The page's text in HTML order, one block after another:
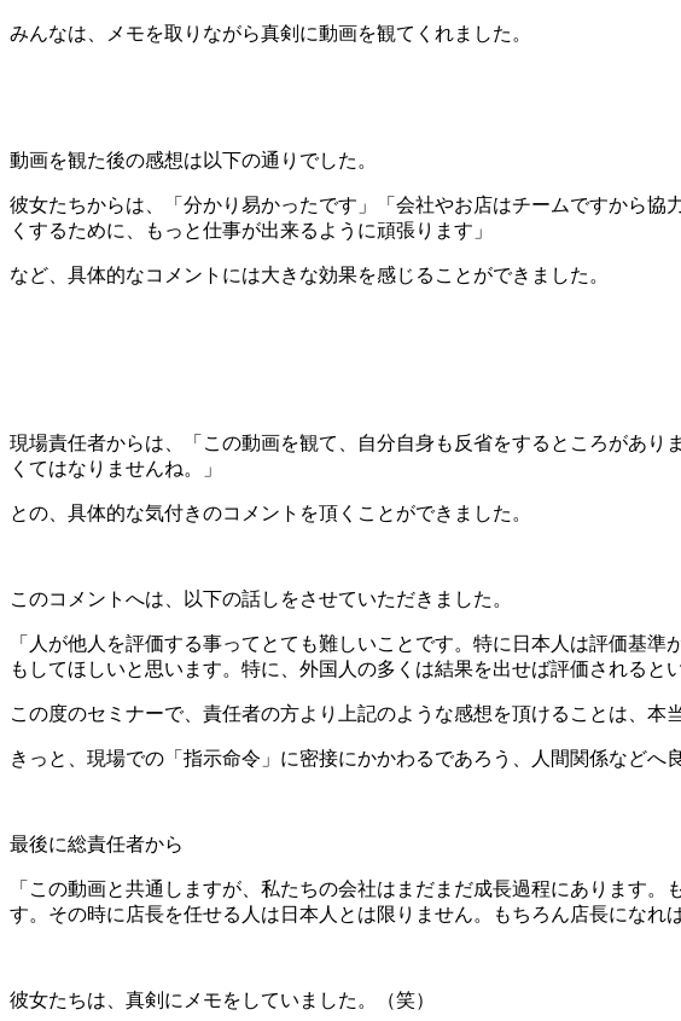
みんなは、メモを取りながら真剣に動画を観てくれました。
動画を観た後の感想は以下の通りでした。
彼女たちからは、「分かり易かったです」「会社やお店はチームですから
くするために、もっと仕事が出来るように頑張ります」
など、具体的なコメントには大きな効果を感じることができました。
現場責任者からは、「この動画を観て、自分自身も反省をするところがあ
くてはなりませんね。」
との、具体的な気付きのコメントを頂くことができました。
このコメントへは、以下の話しをさせていただきました。
「人が他人を評価する事ってとても難しいことです。特に日本人は評価基
もしてほしいと思います。特に、外国人の多くは結果を出せば評価されると
この度のセミナーで、責任者の方より上記のような感想を頂けることは、本
きっと、現場での「指示命令」に密接にかかわるであろう、人間関係など
最後に総責任者から
「この動画と共通しますが、私たちの会社はまだまだ成長過程にあります
す。その時に店長を任せる人は日本人とは限りません。もちろん店長になれ
彼女たちは、真剣にメモをしていました。（笑）